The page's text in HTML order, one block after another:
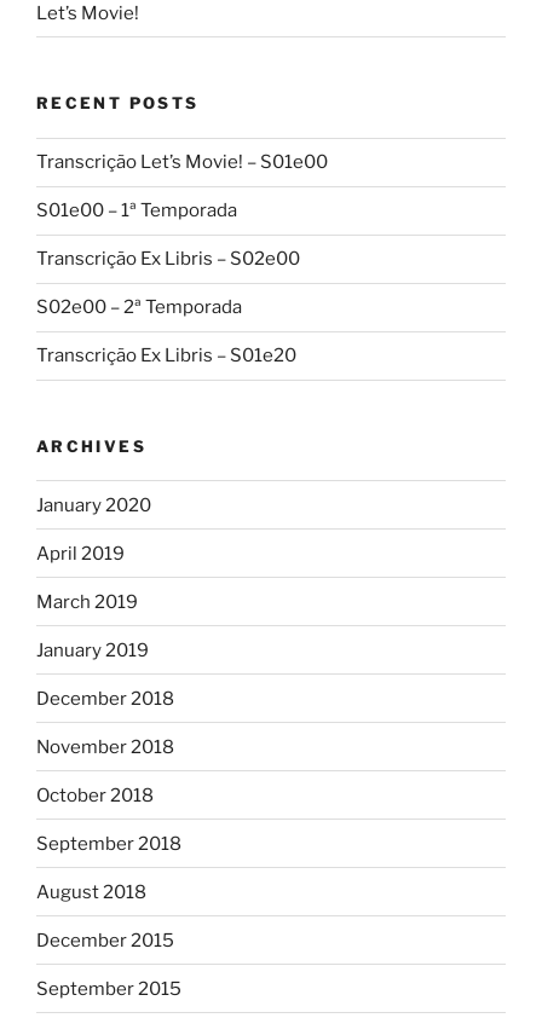
Let’s Movie!
RECENT POSTS
Transcrição Let’s Movie! – S01e00
S01e00 – 1ª Temporada
Transcrição Ex Libris – S02e00
S02e00 – 2ª Temporada
Transcrição Ex Libris – S01e20
ARCHIVES
January 2020
April 2019
March 2019
January 2019
December 2018
November 2018
October 2018
September 2018
August 2018
December 2015
September 2015